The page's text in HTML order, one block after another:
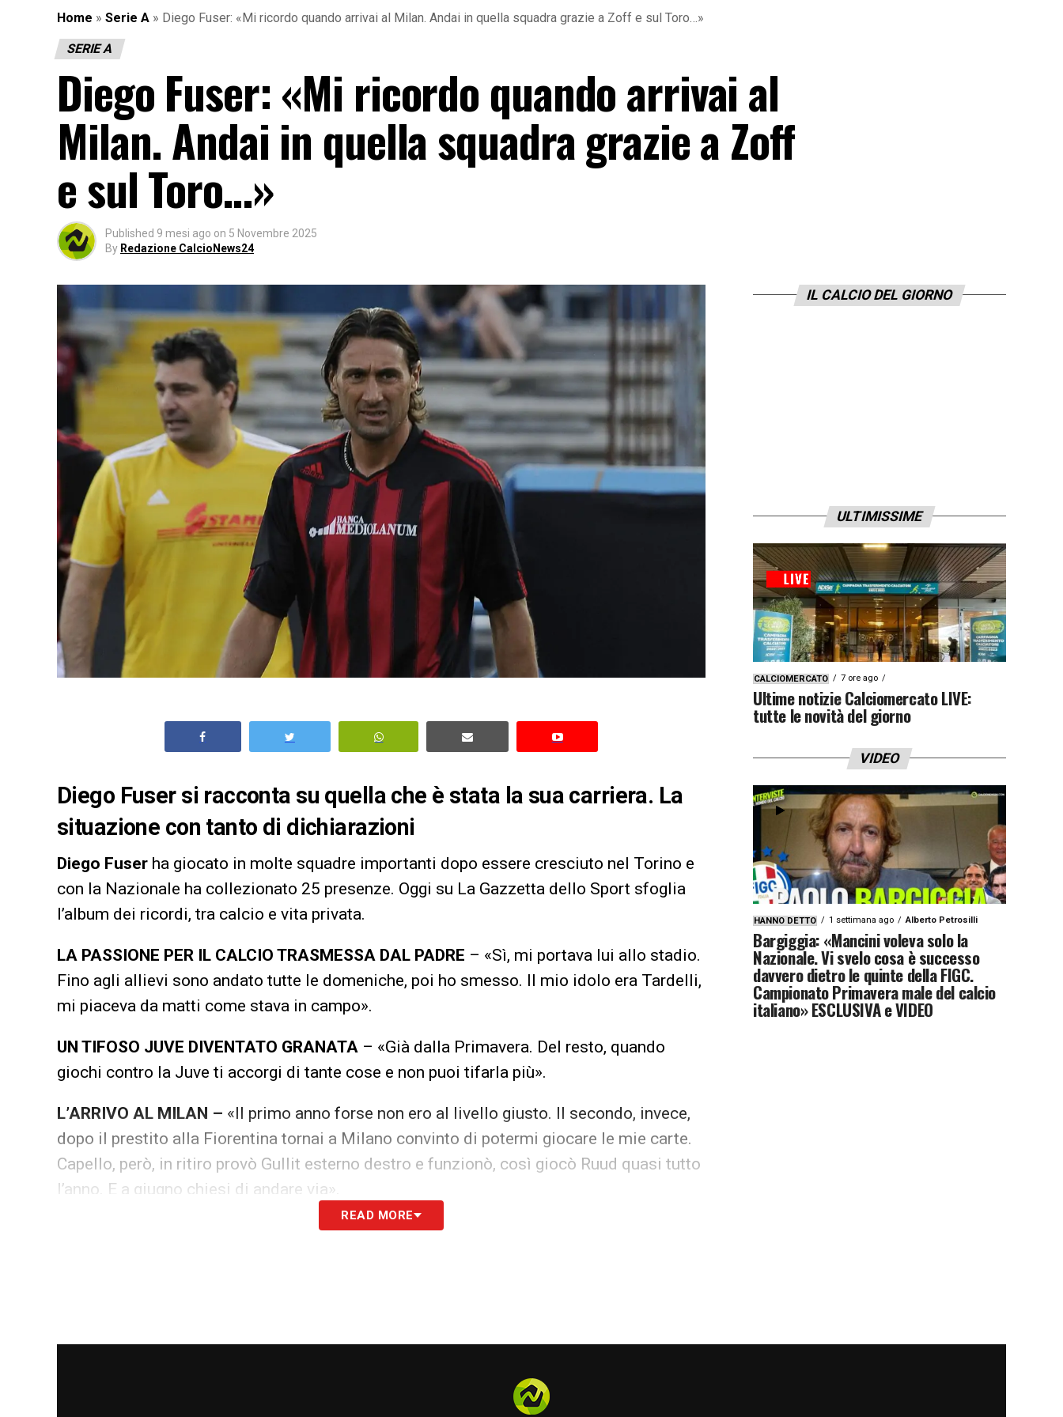
Home » Serie A » Diego Fuser: «Mi ricordo quando arrivai al Milan. Andai in quella squadra grazie a Zoff e sul Toro…»
SERIE A
Diego Fuser: «Mi ricordo quando arrivai al
Milan. Andai in quella squadra grazie a Zoff
e sul Toro…»
Published 9 mesi ago on 5 Novembre 2025
By Redazione CalcioNews24
Diego Fuser si racconta su quella che è stata la sua carriera. La
situazione con tanto di dichiarazioni
Diego Fuser ha giocato in molte squadre importanti dopo essere cresciuto nel Torino e
con la Nazionale ha collezionato 25 presenze. Oggi su La Gazzetta dello Sport sfoglia
l’album dei ricordi, tra calcio e vita privata.
LA PASSIONE PER IL CALCIO TRASMESSA DAL PADRE – «Sì, mi portava lui allo stadio.
Fino agli allievi sono andato tutte le domeniche, poi ho smesso. Il mio idolo era Tardelli,
mi piaceva da matti come stava in campo».
UN TIFOSO JUVE DIVENTATO GRANATA – «Già dalla Primavera. Del resto, quando
giochi contro la Juve ti accorgi di tante cose e non puoi tifarla più».
L’ARRIVO AL MILAN – «Il primo anno forse non ero al livello giusto. Il secondo, invece,
dopo il prestito alla Fiorentina tornai a Milano convinto di potermi giocare le mie carte.
Capello, però, in ritiro provò Gullit esterno destro e funzionò, così giocò Ruud quasi tutto
l’anno. E a giugno chiesi di andare via».
– «Scelsi i biancocelesti per quello. Sono stati quattro
siamo tolti sì, credo che lo avrei meritato. Sono stato lasciato andare come fossi uno
READ MORE
IL CALCIO DEL GIORNO
ULTIMISSIME
CALCIOMERCATO 7 ore ago
Ultime notizie Calciomercato LIVE:
tutte le novità del giorno
VIDEO
HANNO DETTO 1 settimana ago Alberto Petrosilli
Bargiggia: «Mancini voleva solo la
Nazionale. Vi svelo cosa è successo
davvero dietro le quinte della FIGC.
Campionato Primavera male del calcio
italiano» ESCLUSIVA e VIDEO